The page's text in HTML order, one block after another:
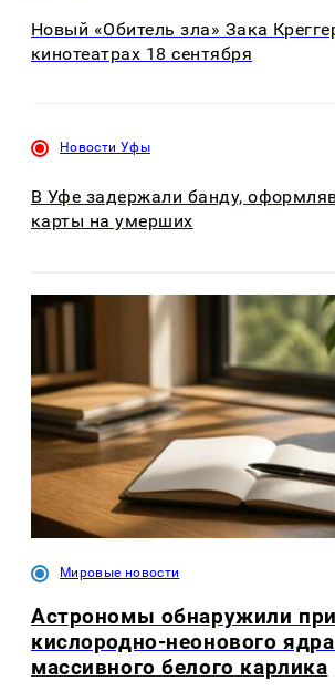
Новый «Обитель зла» Зака
кинотеатрах 18 сентября
Новости Уфы
В Уфе задержали банду,
карты на умерших
Мировые новости
Астрономы обнаружили
кислородно-неонового
массивного белого карлика